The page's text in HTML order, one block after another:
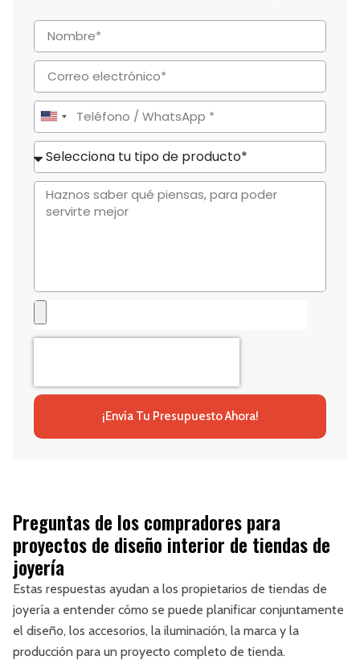
United
States
+1
¡Envía Tu Presupuesto Ahora!
Preguntas de los compradores para
proyectos de diseño interior de tiendas de
joyería
Estas respuestas ayudan a los propietarios de tiendas de
joyería a entender cómo se puede planificar conjuntamente
el diseño, los accesorios, la iluminación, la marca y la
producción para un proyecto completo de tienda.